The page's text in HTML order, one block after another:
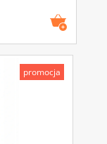
promocja